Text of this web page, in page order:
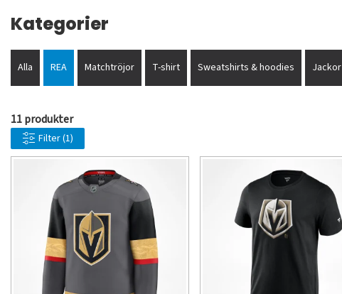
Kategorier
Alla REA Matchtröjor T-shirt Sweatshirts & hoodies Jackor
11 produkter
Filter(1)